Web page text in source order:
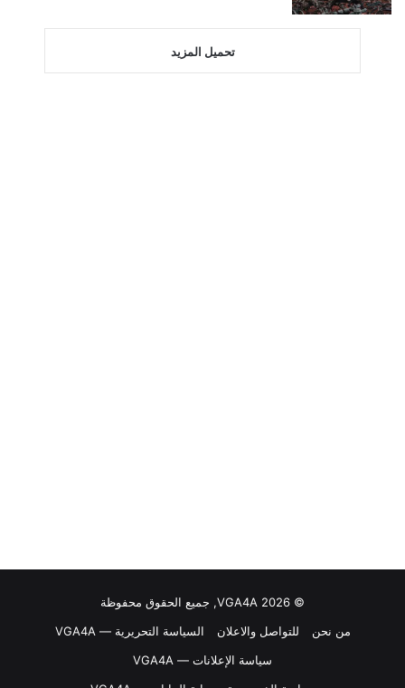
تحميل المزيد
© VGA4A 2026, جميع الحقوق محفوظة
من نحن
للتواصل والاعلان
السياسة التحريرية — VGA4A
سياسة الإعلانات — VGA4A